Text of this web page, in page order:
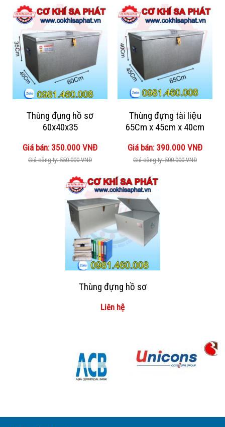
Thùng đụng hồ sơ
60x40x35
Giá bán: 350.000 VNĐ
Giá công ty: 550.000 VNĐ
Thùng đựng tài liệu
65Cm x 45cm x 40cm
Giá bán: 390.000 VNĐ
Giá công ty: 500.000 VNĐ
Thùng đựng hồ sơ
Liên hệ